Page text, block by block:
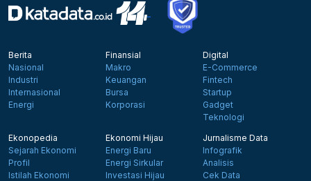
Berita
Nasional
Industri
Internasional
Energi
Finansial
Makro
Keuangan
Bursa
Korporasi
Digital
E-Commerce
Fintech
Startup
Gadget
Teknologi
Ekonopedia
Sejarah Ekonomi
Profil
Istilah Ekonomi
Ekonomi Hijau
Energi Baru
Energi Sirkular
Investasi Hijau
Jurnalisme Data
Infografik
Analisis
Cek Data